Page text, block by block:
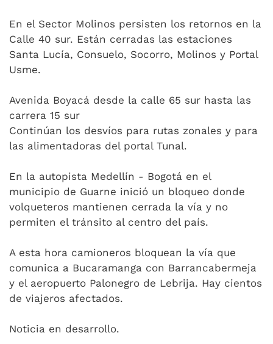
En el Sector Molinos persisten los retornos en la
Calle 40 sur. Están cerradas las estaciones
Santa Lucía, Consuelo, Socorro, Molinos y Portal
Usme.
Avenida Boyacá desde la calle 65 sur hasta las
carrera 15 sur
Continúan los desvíos para rutas zonales y para
las alimentadoras del portal Tunal.
En la autopista Medellín - Bogotá en el
municipio de Guarne inició un bloqueo donde
volqueteros mantienen cerrada la vía y no
permiten el tránsito al centro del país.
A esta hora camioneros bloquean la vía que
comunica a Bucaramanga con Barrancabermeja
y el aeropuerto Palonegro de Lebrija. Hay cientos
de viajeros afectados.
Noticia en desarrollo.